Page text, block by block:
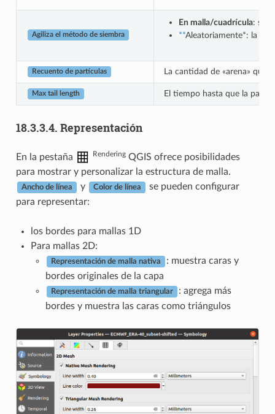
Agiliza el método de siembra
En malla/cuadrícula: se
**Aleatoriamente*: la
Recuento de partículas La cantidad de «arena» que
Max tail length El tiempo hasta que la
18.3.3.4. Representación
En la pestaña RenderingQGIS ofrece posibilidades
para mostrar y personalizar la estructura de malla.
Ancho de línea y Color de línea
se pueden configurar
para representar:
los bordes para mallas 1D
Para mallas 2D:
Representación de malla nativa
: muestra caras y
bordes originales de la capa
Representación de malla triangular
: agrega más
bordes y muestra las caras como triángulos